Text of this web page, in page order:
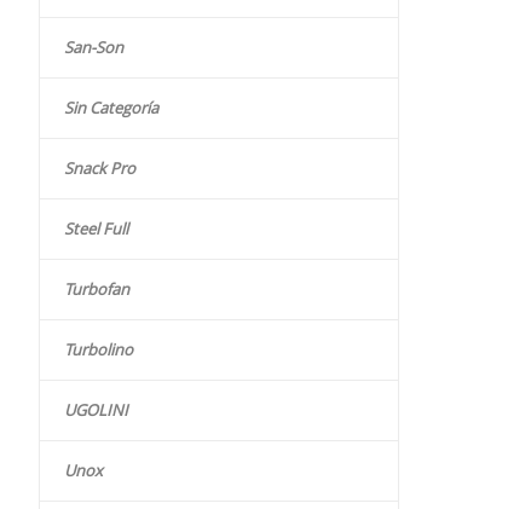
San-Son
Sin Categoría
Snack Pro
Steel Full
Turbofan
Turbolino
UGOLINI
Unox